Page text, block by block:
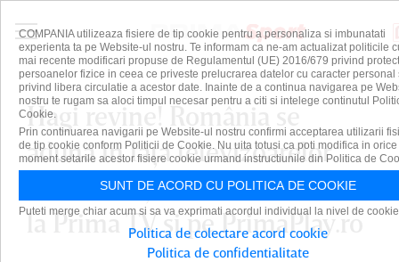
Hagi revine! România se
adună în faţa televizoarelor.
Meciul cu Ţara Galilor se vede
la Prima TV şi pe PrimaPlay.ro
COMPANIA utilizeaza fisiere de tip cookie pentru a personaliza si imbunatati
experienta ta pe Website-ul nostru. Te informam ca ne-am actualizat politicile
mai recente modificari propuse de Regulamentul (UE) 2016/679 privind
persoanelor fizice in ceea ce priveste prelucrarea datelor cu caracter personal
privind libera circulatie a acestor date. Inainte de a continua navigarea pe
nostru te rugam sa aloci timpul necesar pentru a citi si intelege continutul
Cookie.
Prin continuarea navigarii pe Website-ul nostru confirmi acceptarea utilizarii
de tip cookie conform Politicii de Cookie. Nu uita totusi ca poti modifica in orice
moment setarile acestor fisiere cookie urmand instructiunile din Politica de
SUNT DE ACORD CU POLITICA DE COOKIE
Puteti merge chiar acum si sa va exprimati acordul individual la nivel de
Politica de colectare acord cookie
Politica de confidentialitate